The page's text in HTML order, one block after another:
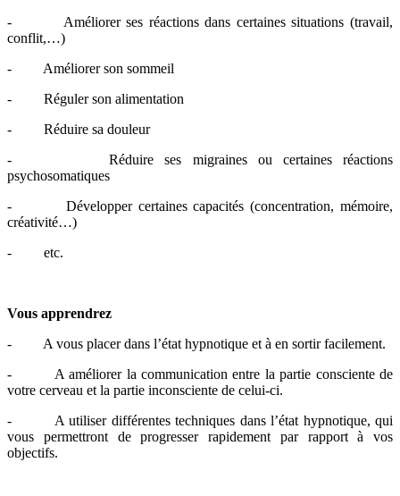
- Améliorer ses réactions dans certaines situations (travail,
conflit,…)
- Améliorer son sommeil
- Réguler son alimentation
- Réduire sa douleur
- Réduire ses migraines ou certaines réactions
psychosomatiques
- Développer certaines capacités (concentration, mémoire,
créativité…)
- etc.
Vous apprendrez
- A vous placer dans l’état hypnotique et à en sortir facilement.
- A améliorer la communication entre la partie consciente de
votre cerveau et la partie inconsciente de celui-ci.
- A utiliser différentes techniques dans l’état hypnotique, qui
vous permettront de progresser rapidement par rapport à vos
objectifs.